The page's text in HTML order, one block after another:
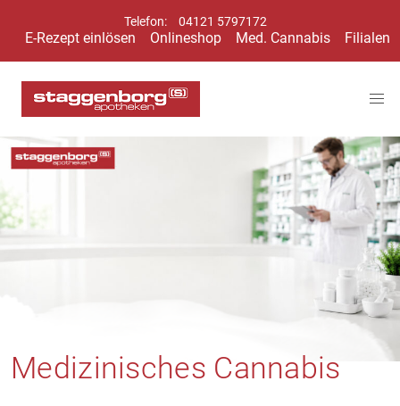
Telefon: 04121 5797172
E-Rezept einlösen Onlineshop Med. Cannabis Filialen
Medizinisches Cannabis